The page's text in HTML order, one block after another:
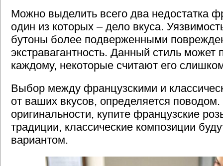
Можно выделить всего два недостатка
один из которых – дело вкуса.
бутоны более подверженными
экстравагантность. Данный стиль может
каждому, некоторые считают его
Выбор между французскими и
от ваших вкусов, определяется поводом.
оригинальности, купите французские
традиции, классические композиции
вариантом.